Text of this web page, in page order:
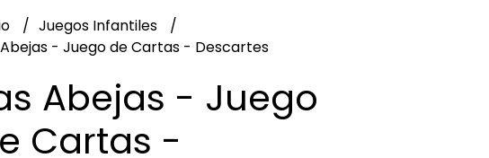
Juegos Infantiles
Abejas - Juego de Cartas - Descartes
Abejas - Juego
Cartas -